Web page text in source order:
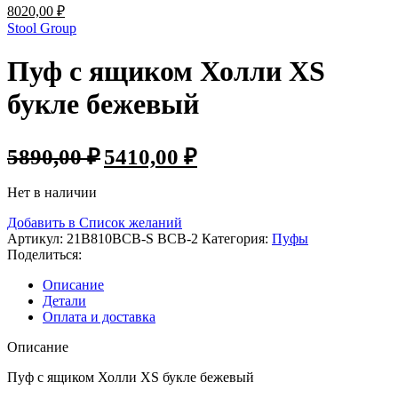
8020,00 ₽
Stool Group
Пуф с ящиком Холли XS
букле бежевый
5890,00₽5410,00 ₽
Нет в наличии
Добавить в Список желаний
Артикул: 21B810BCB-S BCB-2 Категория: Пуфы
Поделиться:
Описание
Детали
Оплата и доставка
Описание
Пуф с ящиком Холли XS букле бежевый